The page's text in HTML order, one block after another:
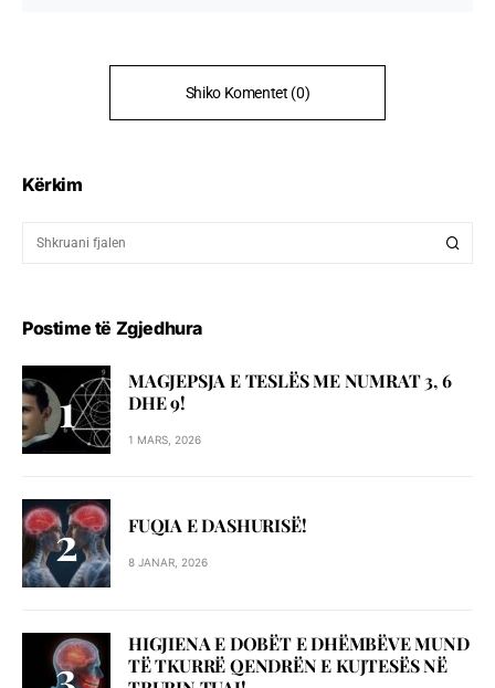
Shiko Komentet (0)
Kërkim
Postime të Zgjedhura
MAGJEPSJA E TESLËS ME NUMRAT 3, 6
DHE 9!
1 MARS, 2026
FUQIA E DASHURISË!
8 JANAR, 2026
HIGJIENA E DOBËT E DHËMBËVE MUND
TË TKURRË QENDRËN E KUJTESËS NË